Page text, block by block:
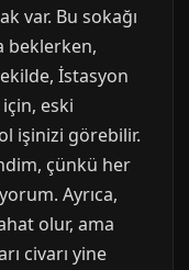
var. Bu sokağı
beklerken,
İstasyon
eski
işinizi görebilir.
çünkü her
Ayrıca,
olur, ama
civarı yine